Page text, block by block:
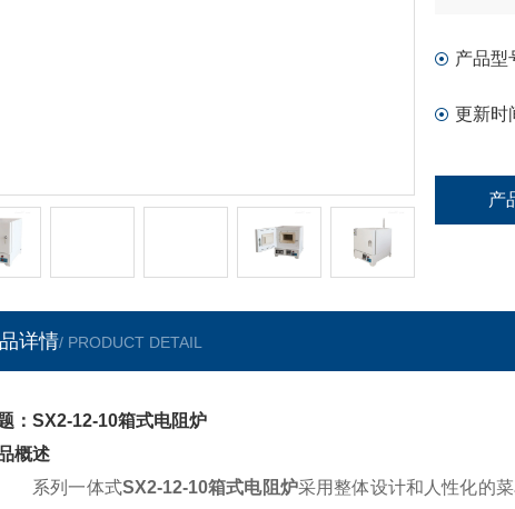
产品型
更新时
产
详情/ PRODUCT DETAIL
：SX2-12-10箱式电阻炉
概述
系列一体式SX2-12-10箱式电阻炉采用整体设计和人性化的